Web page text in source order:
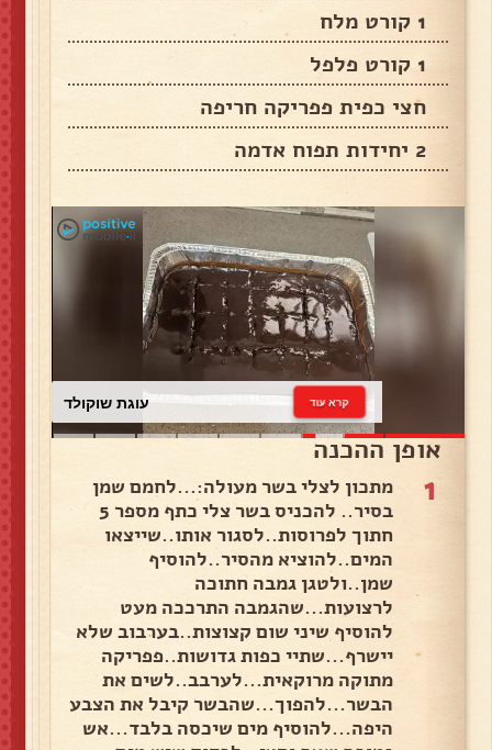
1 קורט מלח
1 קורט פלפל
חצי כפית פפריקה חריפה
2 יחידות תפוח אדמה
עוגת שוקולד קרא עוד
אופן ההכנה
1
מתכון לצלי בשר מעולה:...לחמם שמן
בסיר.. להכניס בשר צלי כתף מספר 5
חתוך לפרוסות..לסגור אותו..שייצאו
המים..להוציא מהסיר..להוסיף
שמן..ולטגן גמבה חתוכה
לרצועות...שהגמבה התרככה מעט
להוסיף שיני שום קצוצות..בערבוב שלא
יישרף...שתיי כפות גדושות..פפריקה
מתוקה מרוקאית...לערבב..לשים את
הבשר...להפוך...שהבשר קיבל את הצבע
היפה...להוסיף מים שיכסה בלבד...אש